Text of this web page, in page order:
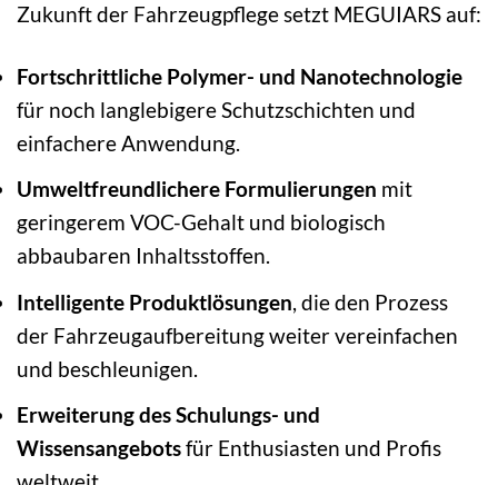
Zukunft der Fahrzeugpflege setzt MEGUIARS auf:
Fortschrittliche Polymer- und Nanotechnologie
für noch langlebigere Schutzschichten und
einfachere Anwendung.
Umweltfreundlichere Formulierungen mit
geringerem VOC-Gehalt und biologisch
abbaubaren Inhaltsstoffen.
Intelligente Produktlösungen, die den Prozess
der Fahrzeugaufbereitung weiter vereinfachen
und beschleunigen.
Erweiterung des Schulungs- und
Wissensangebotsfür Enthusiasten und Profis